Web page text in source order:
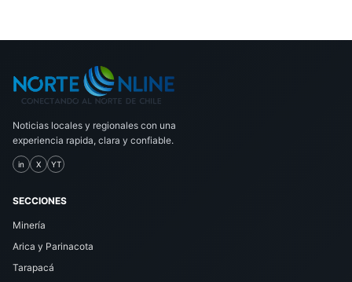
Noticias locales y regionales con una
experiencia rapida, clara y confiable.
in X YT
SECCIONES
Minería
Arica y Parinacota
Tarapacá